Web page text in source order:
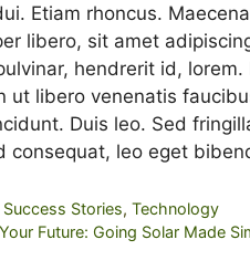
Etiam rhoncus.
libero, sit amet
hendrerit id,
ut libero venenatis
Duis leo. Sed
consequat, leo eget
Stories,Technology
Future: Going Solar Made